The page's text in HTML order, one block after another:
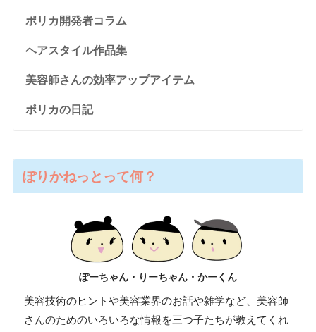
ポリカ開発者コラム
ヘアスタイル作品集
美容師さんの効率アップアイテム
ポリカの日記
ぽりかねっとって何？
ぽーちゃん・りーちゃん・かーくん
美容技術のヒントや美容業界のお話や雑学など、美容師
さんのためのいろいろな情報を三つ子たちが教えてくれ